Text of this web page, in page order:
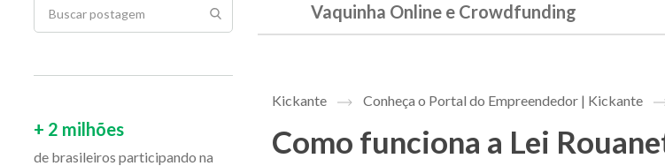
Vaquinha Online e Crowdfunding
Kickante Conheça o Portal do Empreendedor | Kickante
Como funciona a Lei
+ 2 milhões
de brasileiros participando na